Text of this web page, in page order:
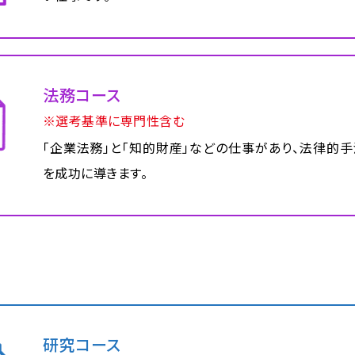
法務コース
※選考基準に専門性含む
「企業法務」と「知的財産」などの仕事があり、法律的
を成功に導きます。
研究コース